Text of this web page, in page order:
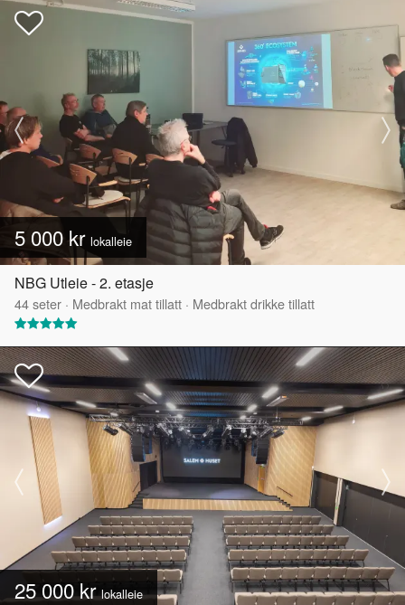
5 000 kr lokalleie
NBG Utleie - 2. etasje
44seter · Medbrakt mat tillatt · Medbrakt drikke tillatt
25 000 krlokalleie